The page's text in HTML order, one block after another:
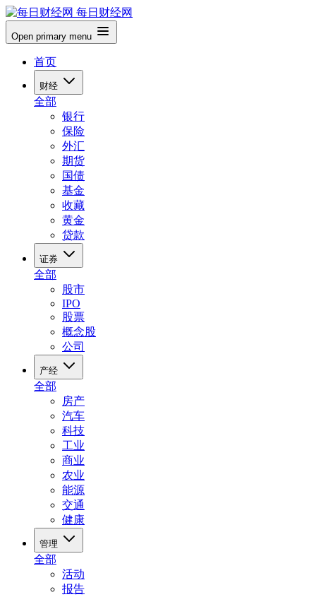
每日财经网
Open primary menu
首页
财经
全部
银行
保险
外汇
期货
国债
基金
收藏
黄金
贷款
证券
全部
股市
IPO
股票
概念股
公司
产经
全部
房产
汽车
科技
工业
商业
农业
能源
交通
健康
管理
全部
活动
报告